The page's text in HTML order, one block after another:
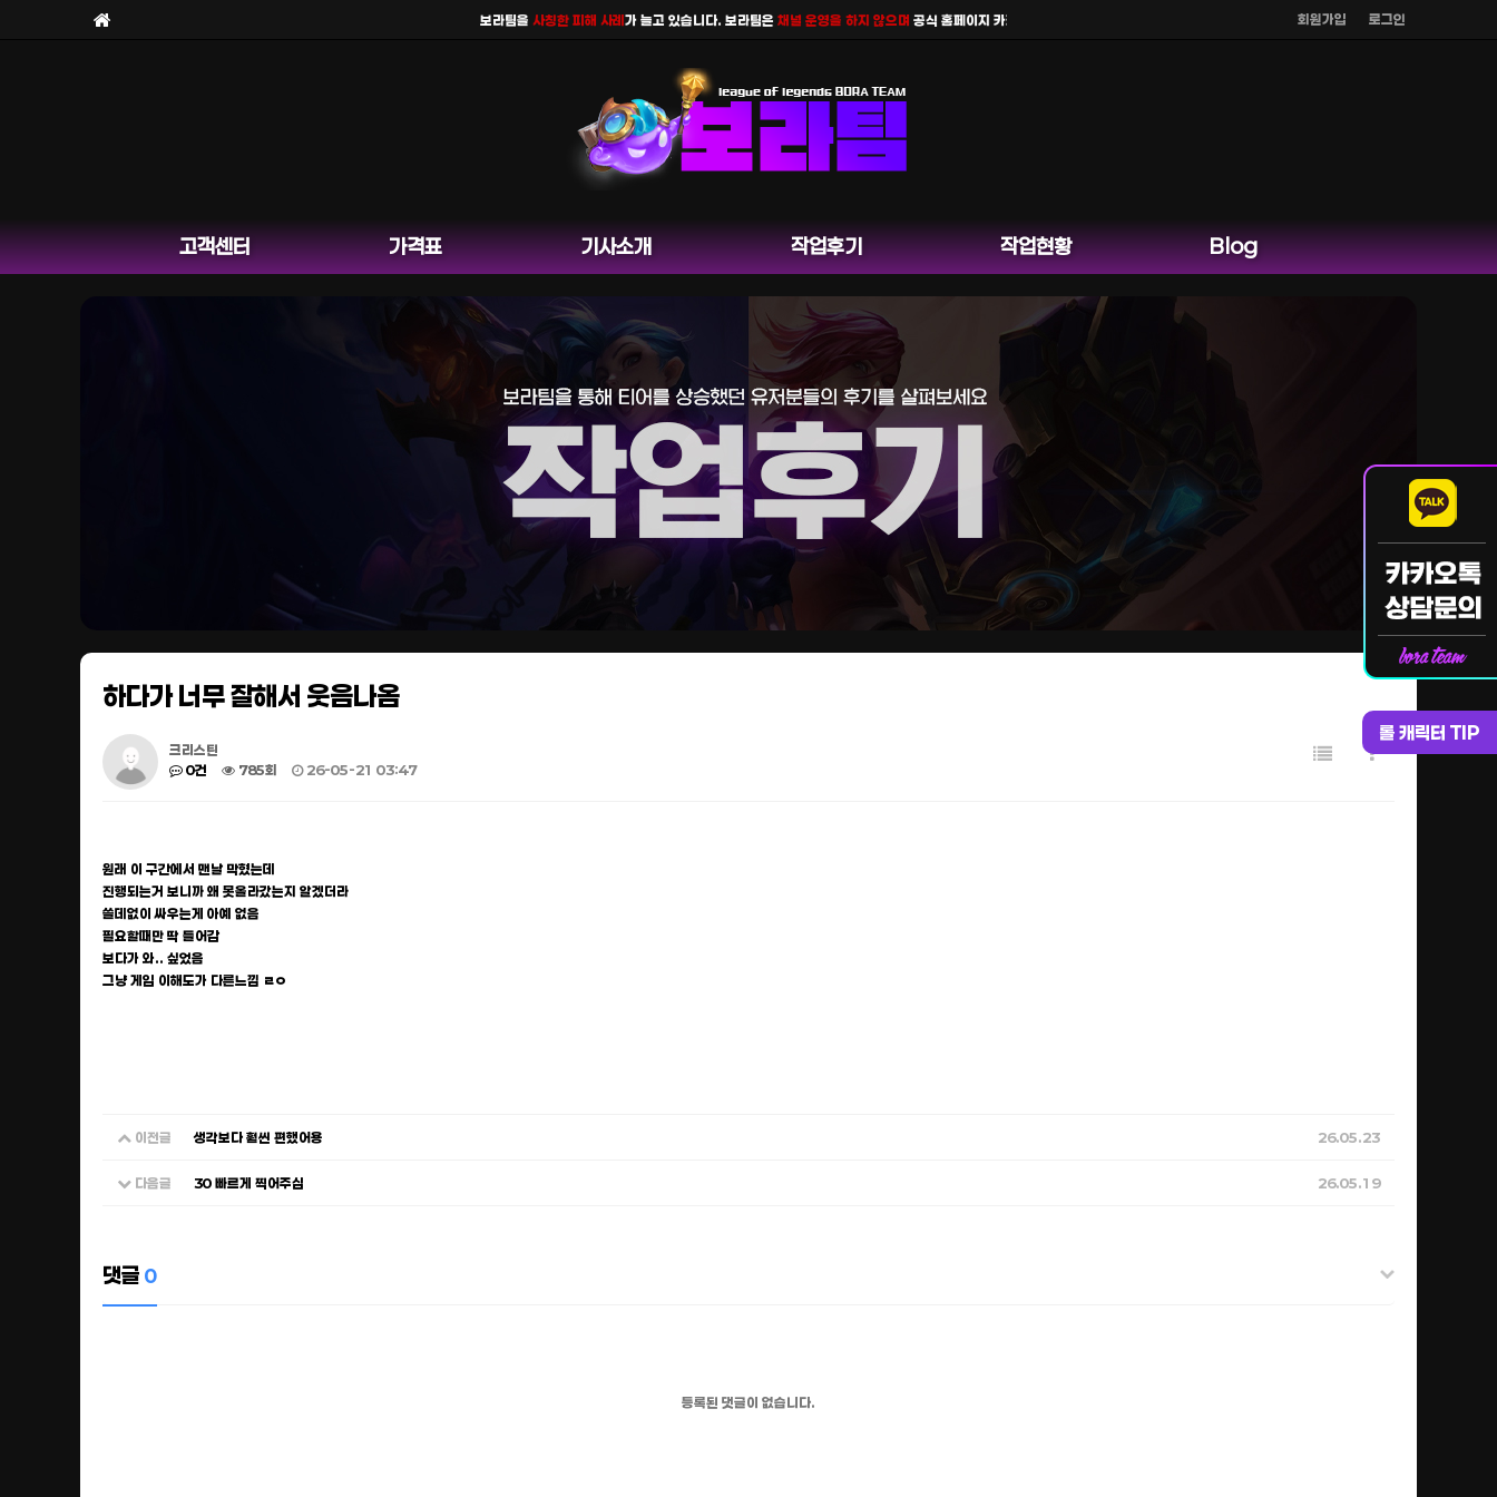
회원가입 로그인
보라팀을사칭한 피해 사례 가 늘고 있습니다. 보라팀은채널 운영을 하지 않으며공식 홈페이지 카카오톡 외 다른 채팅은 운영하지 않습니다.
롤 캐릭터 TIP
고객센터 가격표 기사소개 작업후기 작업현황 Blog
하다가 너무 잘해서 웃음나옴
크리스틴
0건
785회 26-05-21 03:47
원래 이 구간에서 맨날 막혔는데
진행되는거 보니까 왜 못올라갔는지 알겠더라
쓸데없이 싸우는게 아예 없음
필요할때만 딱 들어감
보다가 와.. 싶었음
그냥 게임 이해도가 다른느낌 ㄹㅇ
이전글 생각보다 훨씬 편했어용 26.05.23
다음글 30 빠르게 찍어주심 26.05.19
댓글 0
등록된 댓글이 없습니다.